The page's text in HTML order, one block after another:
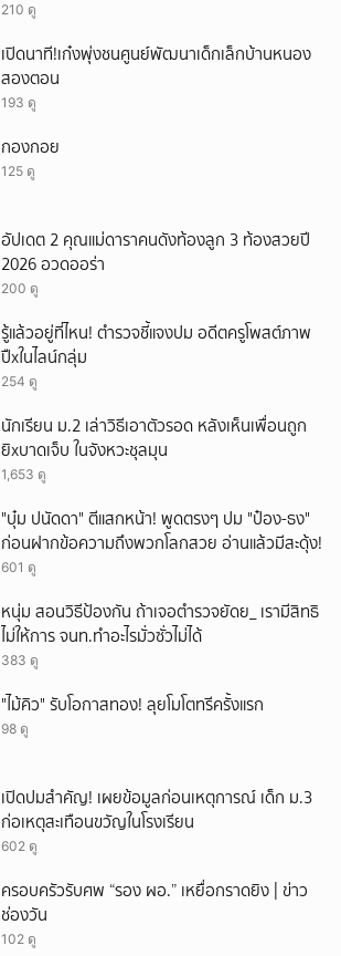
210 ดู
เปิดนาที!เก๋งพุ่งชนศูนย์พัฒนาเด็กเล็กบ้านหนอง
สองตอน
193 ดู
กองกอย
125 ดู
อัปเดต 2 คุณแม่ดาราคนดังท้องลูก 3 ท้องสวยปี
2026 อวดออร่า
200 ดู
รู้แล้วอยู่ที่ไหน! ตำรวจชี้แจงปม อดีตครูโพสต์ภาพ
ปืxในไลน์กลุ่ม
254 ดู
นักเรียน ม.2 เล่าวิธีเอาตัวรอด หลังเห็นเพื่อนถูก
ยิxบาดเจ็บ ในจังหวะชุลมุน
1,653 ดู
"บุ๋ม ปนัดดา" ตีแสกหน้า! พูดตรงๆ ปม "ป๋อง-ธง"
ก่อนฝากข้อความถึงพวกโลกสวย อ่านแล้วมีสะดุ้ง!
601 ดู
หนุ่ม สอนวิธีป้องกัน ถ้าเจอตำรวจยัดย_ เรามีสิทธิ
ไม่ให้การ จนท.ทำอะไรมั่วซั่วไม่ได้
383 ดู
"ไม้คิว" รับโอกาสทอง! ลุยโมโตทรีครั้งแรก
98 ดู
เปิดปมสำคัญ! เผยข้อมูลก่อนเหตุการณ์ เด็ก ม.3
ก่อเหตุสะเทือนขวัญในโรงเรียน
602 ดู
ครอบครัวรับศพ “รอง ผอ.” เหยื่อกราดยิง | ข่าว
ช่องวัน
102 ดู